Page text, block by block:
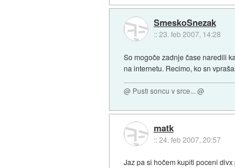
SmeskoSnezak
::23. feb 2007, 14:28
So mogoče zadnje čase naredili
na internetu. Recimo, ko sn
@ Pusti soncu v srce... @
matk
::24. feb 2007, 20:57
Jaz pa si hočem kupiti poceni